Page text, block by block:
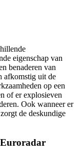
eigenschap van
benaderen van
afkomstig uit de
op een
of er explosieven
Ook wanneer er
de deskundige
Euroradar